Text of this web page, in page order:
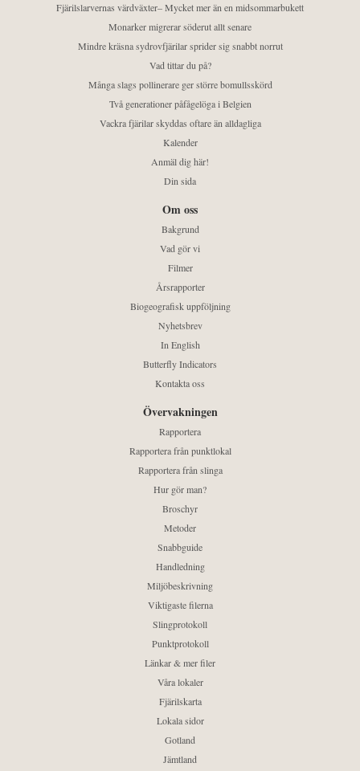
Fjärilslarvernas värdväxter– Mycket mer än en midsommarbukett
Monarker migrerar söderut allt senare
Mindre kräsna sydrovfjärilar sprider sig snabbt norrut
Vad tittar du på?
Många slags pollinerare ger större bomullsskörd
Två generationer påfågelöga i Belgien
Vackra fjärilar skyddas oftare än alldagliga
Kalender
Anmäl dig här!
Din sida
Om oss
Bakgrund
Vad gör vi
Filmer
Årsrapporter
Biogeografisk uppföljning
Nyhetsbrev
In English
Butterfly Indicators
Kontakta oss
Övervakningen
Rapportera
Rapportera från punktlokal
Rapportera från slinga
Hur gör man?
Broschyr
Metoder
Snabbguide
Handledning
Miljöbeskrivning
Viktigaste filerna
Slingprotokoll
Punktprotokoll
Länkar & mer filer
Våra lokaler
Fjärilskarta
Lokala sidor
Gotland
Jämtland